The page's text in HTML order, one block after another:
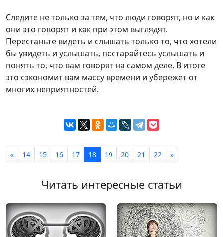
Следите не только за тем, что люди говорят, но и как
они это говорят и как при этом выглядят.
Перестаньте видеть и слышать только то, что хотели
бы увидеть и услышать, постарайтесь услышать и
понять то, что вам говорят на самом деле. В итоге
это сэкономит вам массу времени и убережет от
многих неприятностей.
« 14 15 16 17 18 19 20 21 22 »
Читать интересные статьи